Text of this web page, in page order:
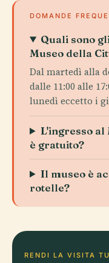
DOMANDE
Quali sono
Museo della
Dal martedì alla
dalle 11:00 alle
lunedì eccetto i
L'ingresso al
è gratuito?
Il museo è
rotelle?
RENDI LA VISITA